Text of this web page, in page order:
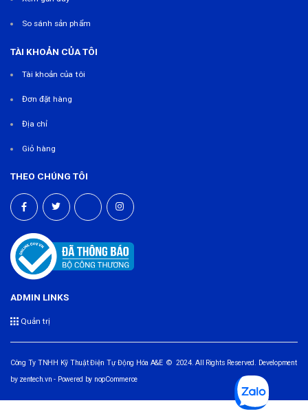
So sánh sản phẩm
TÀI KHOẢN CỦA TÔI
Tài khoản của tôi
Đơn đặt hàng
Địa chỉ
Giỏ hàng
THEO CHÚNG TÔI
ADMIN LINKS
Quản trị
Công Ty TNHH Kỹ Thuật Điện Tự Động Hóa A&E © 2024. All Rights Reserved. Development
by zentech.vn - Powered by nopCommerce